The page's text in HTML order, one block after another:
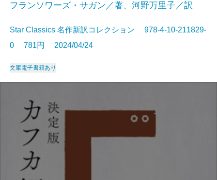
フランソワーズ・サガン／著、河野万里子／訳
Star Classics 名作新訳コレクション 978-4-10-211829-
0 781円 2024/04/24
文庫電子書籍あり